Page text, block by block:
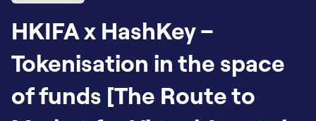
HKIFA x HashKey –
Tokenisation in the space
of funds [The Route to